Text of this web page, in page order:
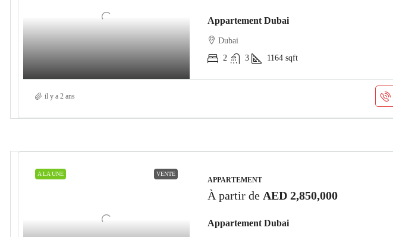
Appartement Dubai
Dubai
2
3 1164 sqft
il y a 2 ans
A LA UNE VENTE
APPARTEMENT
À partir de AED 2,850,000
Appartement Dubai